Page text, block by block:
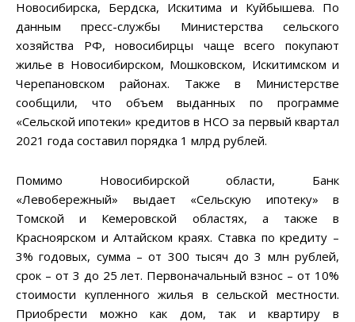
Новосибирска, Бердска, Искитима и Куйбышева. По
данным пресс-службы Министерства сельского
хозяйства РФ, новосибирцы чаще всего покупают
жилье в Новосибирском, Мошковском, Искитимском и
Черепановском районах. Также в Министерстве
сообщили, что объем выданных по программе
«Сельской ипотеки» кредитов в НСО за первый квартал
2021 года составил порядка 1 млрд рублей.
Помимо Новосибирской области, Банк
«Левобережный» выдает «Сельскую ипотеку» в
Томской и Кемеровской областях, а также в
Красноярском и Алтайском краях. Ставка по кредиту –
3% годовых, сумма – от 300 тысяч до 3 млн рублей,
срок – от 3 до 25 лет. Первоначальный взнос – от 10%
стоимости купленного жилья в сельской местности.
Приобрести можно как дом, так и квартиру в